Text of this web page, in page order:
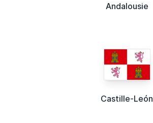
Andalousie
Castille-León